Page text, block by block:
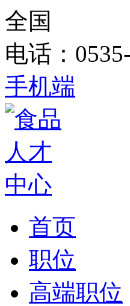
全国
电话：
手机端
首页
职位
高端职位